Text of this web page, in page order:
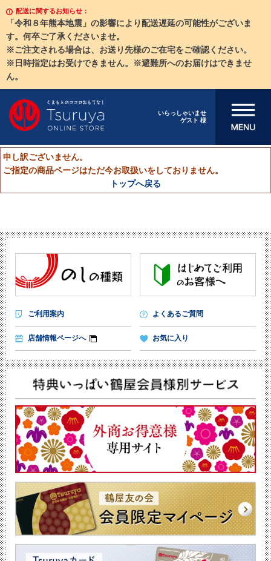
配送に関するお知らせ：
「令和８年熊本地震」の影響により配送遅延の可能性がございま
す。何卒ご了承くださいませ。
※ご注文される場合は、お送り先様のご在宅をご確認ください。
※日時指定はお受けできません。※避難所へのお届けはできませ
ん。
いらっしゃいませ
ゲスト 様
メニューを開
申し訳ございません。
ご指定の商品ページはただ今お取扱いをしておりません。
トップへ戻る
ご利用案内 よくあるご質問
店舗情報ページへ お気に入り